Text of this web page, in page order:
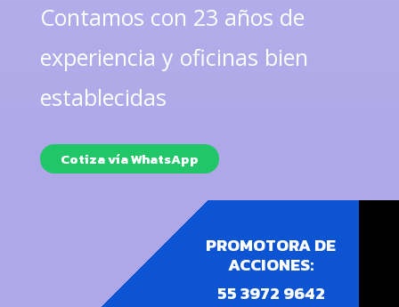
Contamos con 23 años de
experiencia y oficinas bien
establecidas
Cotiza vía WhatsApp
PROMOTORA DE
ACCIONES:
55 3972 9642